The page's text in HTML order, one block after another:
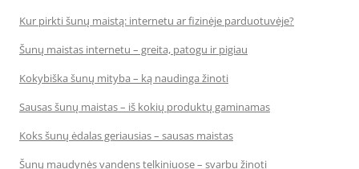
Kur pirkti šunų maistą: internetu ar fizinėje parduotuvėje?
Šunų maistas internetu – greita, patogu ir pigiau
Kokybiška šunų mityba – ką naudinga žinoti
Sausas šunų maistas – iš kokių produktų gaminamas
Koks šunų ėdalas geriausias – sausas maistas
Šunų maudynės vandens telkiniuose – svarbu žinoti